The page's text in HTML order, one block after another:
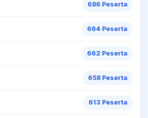
686 Peserta
664 Peserta
662 Peserta
658 Peserta
613 Peserta